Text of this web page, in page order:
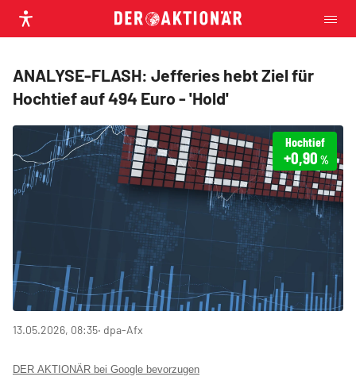
ANALYSE-FLASH: Jefferies hebt Ziel für
Hochtief auf 494 Euro - 'Hold'
Hochtief
+0,90 %
13.05.2026, 08:35‧ dpa-Afx
DER AKTIONÄR bei Google bevorzugen